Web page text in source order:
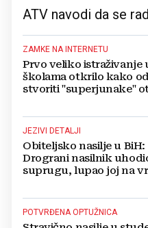
ATV navodi da se
ZAMKE NA INTERNETU
Prvo veliko istraživanje
školama otkrilo kako
stvoriti "superjunake"
JEZIVI DETALJI
Obiteljsko nasilje u BiH:
Drograni nasilnik
suprugu, lupao joj na
POTVRĐENA OPTUŽNICA